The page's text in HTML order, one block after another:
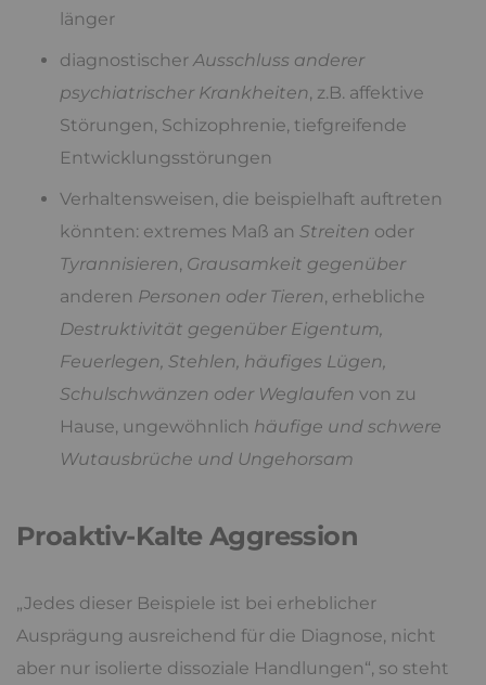
länger
diagnostischerAusschluss anderer
psychiatrischer Krankheiten, z.B. affektive
Störungen, Schizophrenie, tiefgreifende
Entwicklungsstörungen
Verhaltensweisen, die beispielhaft auftreten
könnten: extremes Maß an Streiten oder
Tyrannisieren, Grausamkeit gegenüber
anderen Personen oder Tieren, erhebliche
Destruktivität gegenüber Eigentum,
Feuerlegen, Stehlen, häufiges Lügen,
Schulschwänzen oder Weglaufen von zu
Hause, ungewöhnlich häufige und schwere
Wutausbrüche und Ungehorsam
Proaktiv-Kalte Aggression
„Jedes dieser Beispiele ist bei erheblicher
Ausprägung ausreichend für die Diagnose, nicht
aber nur isolierte dissoziale Handlungen“, so steht